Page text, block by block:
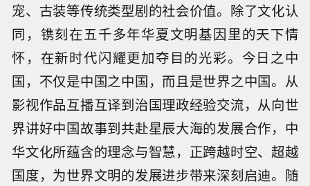
宠、古装等传统类型剧的社会价值。除了文化认
同，镌刻在五千多年华夏文明基因里的天下情
怀，在新时代闪耀更加夺目的光彩。今日之中
国，不仅是中国之中国，而且是世界之中国。从
影视作品互播互译到治国理政经验交流，从向世
界讲好中国故事到共赴星辰大海的发展合作，中
华文化所蕴含的理念与智慧，正跨越时空、超越
国度，为世界文明的发展进步带来深刻启迪。随